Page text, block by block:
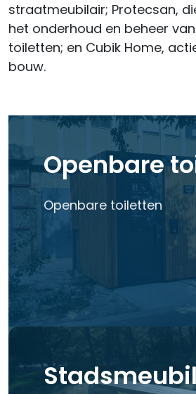
straatmeubilair; Protecsan,
het onderhoud en beheer
toiletten; en Cubik Home,
bouw.
Openbare
Openbare toiletten